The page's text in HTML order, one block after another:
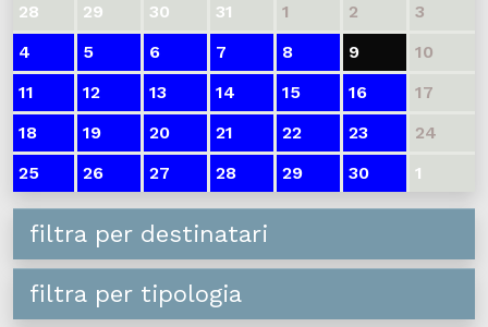
28 29 30 31 1 2
3
4
5 6 7 8 9
10
11
12 13 14 15 16
17
18
19 20 21 22 23
24
25
26 27 28 29 30 1
filtra per destinatari
filtra per tipologia